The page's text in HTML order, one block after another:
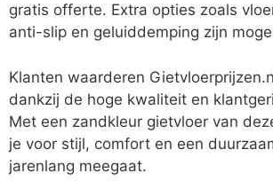
gratis offerte. Extra opties zoals
anti-slip en geluiddemping zijn
Klanten waarderen
dankzij de hoge kwaliteit en
Met een zandkleur gietvloer van
je voor stijl, comfort en een
jarenlang meegaat.